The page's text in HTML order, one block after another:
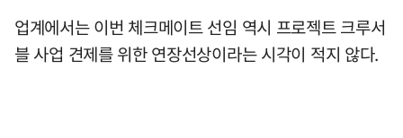
업계에서는 이번 체크메이트 선임 역시 프로젝트 크루서
블 사업 견제를 위한 연장선상이라는 시각이 적지 않다.